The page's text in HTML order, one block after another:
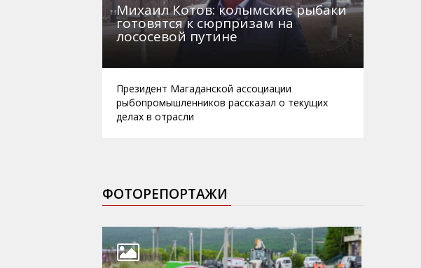
Михаил Котов: колымские рыбаки
готовятся к сюрпризам на
лососевой путине
Президент Магаданской ассоциации
рыбопромышленников рассказал о текущих
делах в отрасли
ФОТОРЕПОРТАЖИ